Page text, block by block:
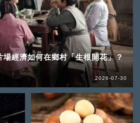
經濟如何在鄉村「生根開花」？
2026-07-30